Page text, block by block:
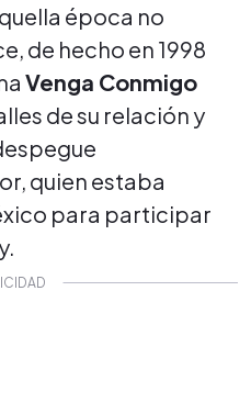
época no
de hecho en 1998
Venga Conmigo
de su relación y
quien estaba
para participar